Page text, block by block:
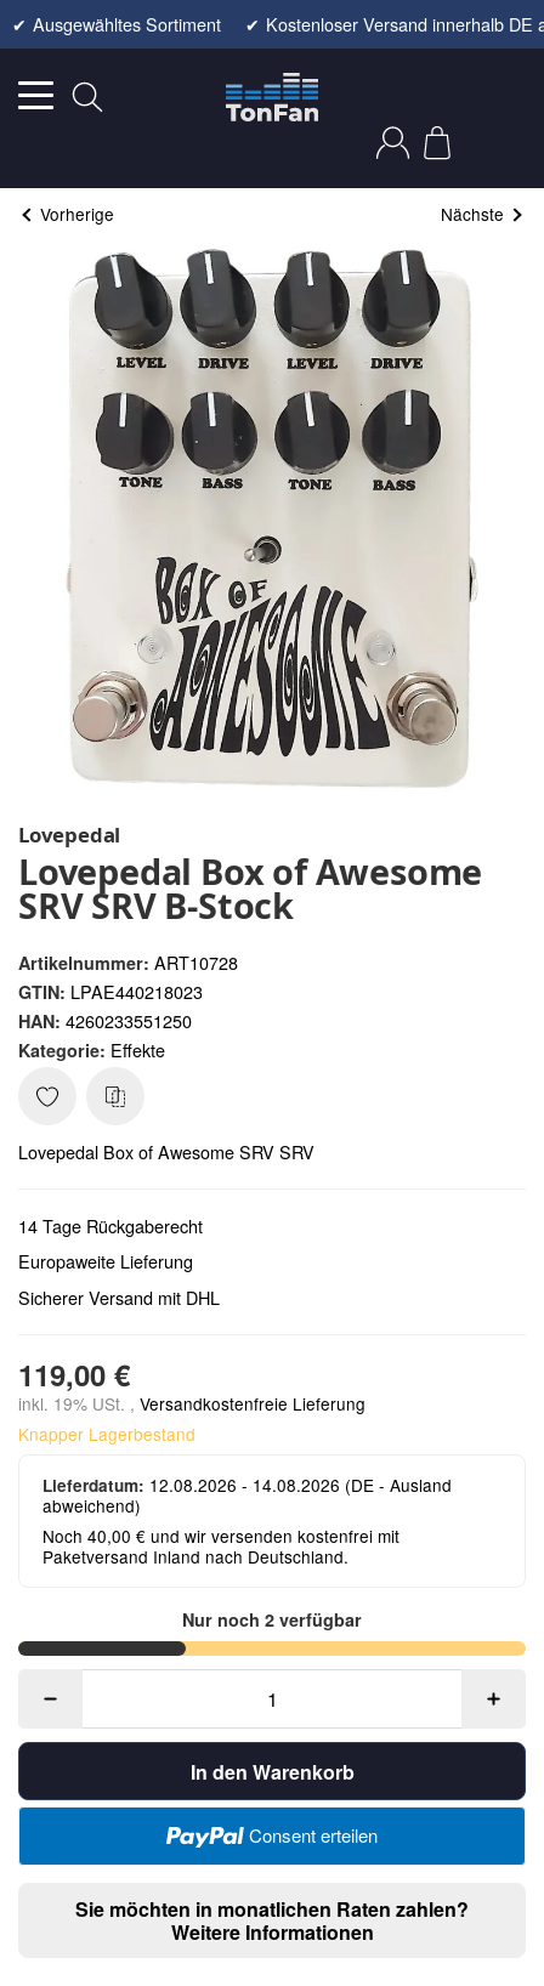
✔ Ausgewähltes Sortiment ✔ Kostenloser Versand innerhalb DE
Vorherige Nächste
Lovepedal
Lovepedal Box of Awesome
SRV SRV B-Stock
Artikelnummer: ART10728
GTIN: LPAE440218023
HAN: 4260233551250
Kategorie: Effekte
Lovepedal Box of Awesome SRV SRV
14 Tage Rückgaberecht
Europaweite Lieferung
Sicherer Versand mit DHL
119,00 €
inkl. 19% USt. , Versandkostenfreie Lieferung
Knapper Lagerbestand
Lieferdatum: 12.08.2026 - 14.08.2026 (DE - Ausland
abweichend)
Noch 40,00 € und wir versenden kostenfrei mit
Paketversand Inland nach Deutschland.
Nur noch 2 verfügbar
In den Warenkorb
Consent erteilen
Sie möchten in monatlichen Raten zahlen?
Weitere Informationen